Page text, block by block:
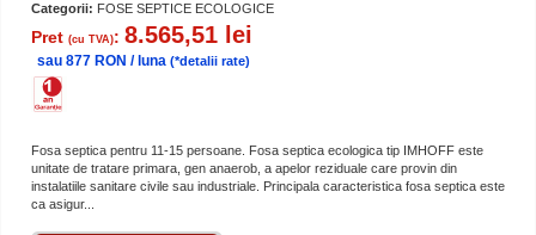
Categorii: FOSE SEPTICE ECOLOGICE
Pret (cu TVA): 8.565,51 lei
sau 877 RON / luna (*detalii rate)
Fosa septica pentru 11-15 persoane. Fosa septica ecologica tip IMHOFF este
unitate de tratare primara, gen anaerob, a apelor reziduale care provin din
instalatiile sanitare civile sau industriale. Principala caracteristica fosa septica este
ca asigur...